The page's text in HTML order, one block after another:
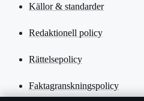
Källor & standarder
Redaktionell policy
Rättelsepolicy
Faktagranskningspolicy